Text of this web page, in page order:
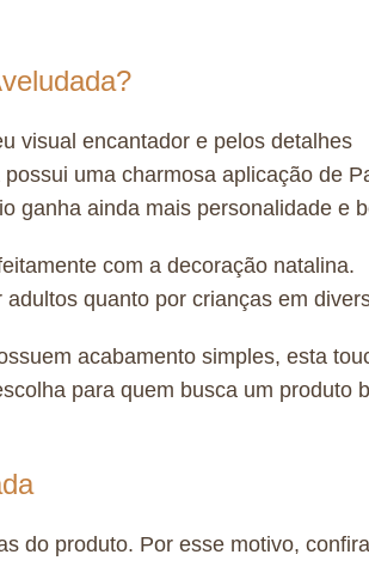
visual encantador e pelos detalhes
uma charmosa aplicação de
ganha ainda mais personalidade e
com a decoração natalina.
quanto por crianças em
acabamento simples, esta
para quem busca um produto
do produto. Por esse motivo,